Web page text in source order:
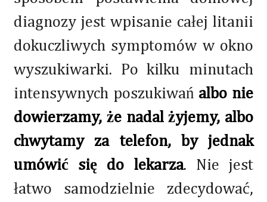
diagnozy jest wpisanie całej litanii
dokuczliwych symptomów w okno
wyszukiwarki. Po kilku minutach
intensywnych poszukiwań albo nie
dowierzamy, że nadal żyjemy, albo
chwytamy za telefon, by jednak
umówić się do lekarza. Nie jest
łatwo samodzielnie zdecydować,